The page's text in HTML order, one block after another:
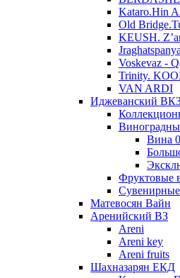
Kataro.Hin
Old
KEUSH.
Voskevaz -
Trinity.
VAN ARDI
Иджеванский
Вина
Фруктовые
Матевосян Вайн
Аренийский ВЗ
Areni
Areni key
Areni fruits
Шахназарян ЕКД